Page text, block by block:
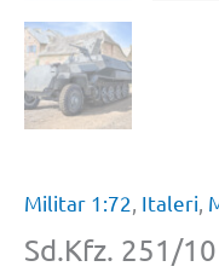
Militar 1:72 Italeri
Sd.Kfz. 251/